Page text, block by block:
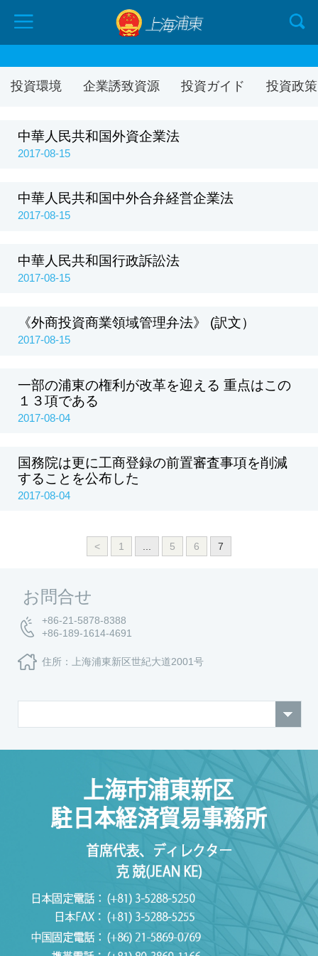
投資環境 企業誘致資源 投資ガイド 投資政策
中華人民共和国外資企業法
2017-08-15
中華人民共和国中外合弁経営企業法
2017-08-15
中華人民共和国行政訴訟法
2017-08-15
《外商投資商業領域管理弁法》 (訳文）
2017-08-15
一部の浦東の権利が改革を迎える 重点はこの
１３項である
2017-08-04
国務院は更に工商登録の前置審査事項を削減
することを公布した
2017-08-04
< 1 ... 5 6 7
お問合せ
+86-21-5878-8388
+86-189-1614-4691
住所：上海浦東新区世紀大道2001号